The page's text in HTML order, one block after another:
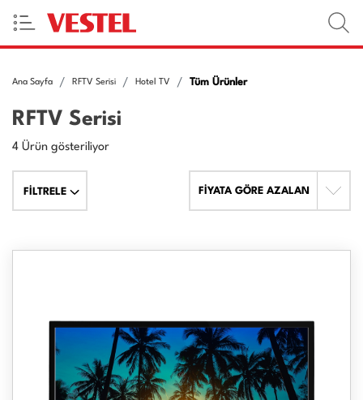
Ana Sayfa RFTV Serisi Hotel TV Tüm Ürünler
RFTV Serisi
4 Ürün gösteriliyor
FİLTRELE FİYATA GÖRE AZALAN